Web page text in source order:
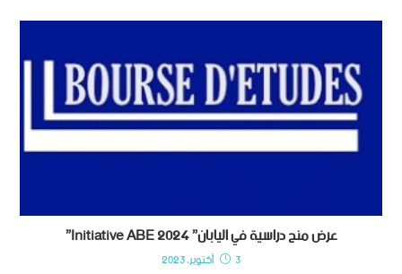
عرض منح دراسية في اليابان” ‫‪”Initiative ‫‪ABE 2024
3 أكتوبر، 2023